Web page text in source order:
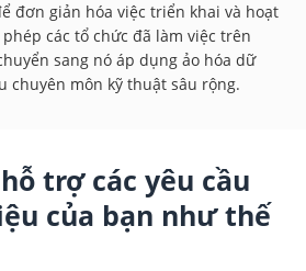
đơn giản hóa việc triển khai và hoạt
các tổ chức đã làm việc trên
sang nó áp dụng ảo hóa dữ
chuyên môn kỹ thuật sâu rộng.
trợ các yêu cầu
của bạn như thế